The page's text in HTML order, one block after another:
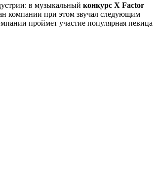
в музыкальный конкурс X Factor
компании при этом звучал следующим
проймет участие популярная певица